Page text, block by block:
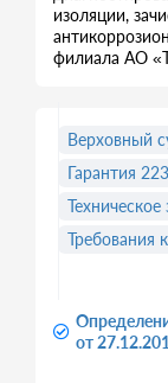
изоляции,
филиала АО
от
Верховный
Гарантия
Требования